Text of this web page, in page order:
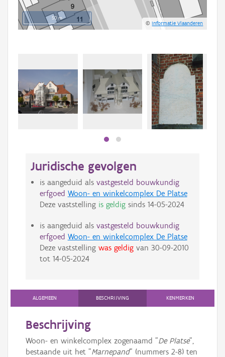
50 m
©Informatie Vlaanderen
Juridische gevolgen
is aangeduid als vastgesteld bouwkundig
erfgoed Woon- en winkelcomplex De Platse
Deze vaststelling is geldigsinds 14-05-2024
is aangeduid als vastgesteld bouwkundig
erfgoed Woon- en winkelcomplex De Platse
Deze vaststelling was geldigvan 30-09-2010
tot 14-05-2024
ALGEMEEN BESCHRIJVING KENMERKEN
Beschrijving
Woon- en winkelcomplex zogenaamd "De Platse",
bestaande uit het "Marnepand" (nummers 2-8) ten